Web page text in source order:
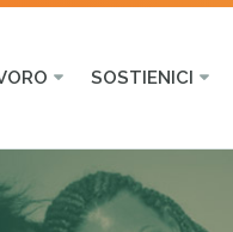
SOSTIENICI